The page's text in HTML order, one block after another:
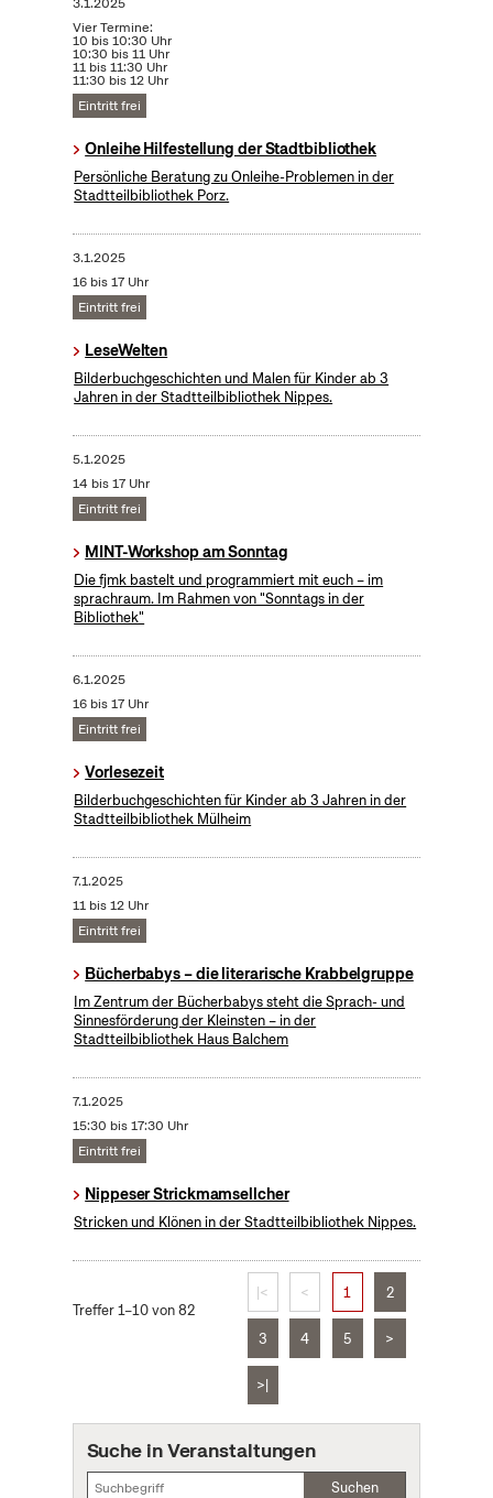
3.1.2025
Vier Termine:
10 bis 10:30 Uhr
10:30 bis 11 Uhr
11 bis 11:30 Uhr
11:30 bis 12 Uhr
Eintritt frei
Onleihe Hilfestellung der Stadtbibliothek
Persönliche Beratung zu Onleihe-Problemen in der
Stadtteilbibliothek Porz.
3.1.2025
16 bis 17 Uhr
Eintritt frei
LeseWelten
Bilderbuchgeschichten und Malen für Kinder ab 3
Jahren in der Stadtteilbibliothek Nippes.
5.1.2025
14 bis 17 Uhr
Eintritt frei
MINT-Workshop am Sonntag
Die fjmk bastelt und programmiert mit euch – im
sprachraum. Im Rahmen von "Sonntags in der
Bibliothek"
6.1.2025
16 bis 17 Uhr
Eintritt frei
Vorlesezeit
Bilderbuchgeschichten für Kinder ab 3 Jahren in der
Stadtteilbibliothek Mülheim
7.1.2025
11 bis 12 Uhr
Eintritt frei
Bücherbabys – die literarische Krabbelgruppe
Im Zentrum der Bücherbabys steht die Sprach- und
Sinnesförderung der Kleinsten – in der
Stadtteilbibliothek Haus Balchem
7.1.2025
15:30 bis 17:30 Uhr
Eintritt frei
Nippeser Strickmamsellcher
Stricken und Klönen in der Stadtteilbibliothek Nippes.
Treffer 1–10 von 82
|< < 1 2
3 4 5 >
>|
Suche in Veranstaltungen
Suchen